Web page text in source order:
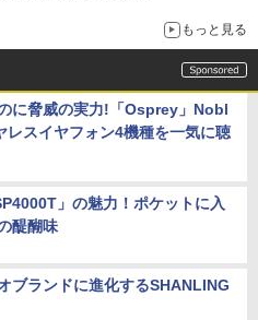
もっと見る
に脅威の実力!「Osprey」Nobl
スイヤフォン4機種を一気に聴
」の魅力！ポケットに入
醍醐味
ブランドに進化するSHANLING